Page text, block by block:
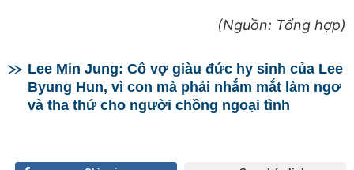
(Nguồn: Tổng hợp)
Lee Min Jung: Cô vợ giàu đức hy sinh của Lee
Byung Hun, vì con mà phải nhắm mắt làm ngơ
và tha thứ cho người chồng ngoại tình